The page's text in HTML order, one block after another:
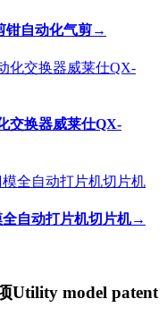
钳自动化气剪→
交换器威莱仕QX-
自动打片机切片机→
Utility model patent